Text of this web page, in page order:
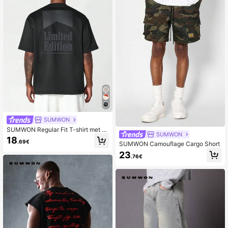
SUMWON
SUMWON Regular Fit T-shirt met k
orte mouwen, gelimiteerde oplage g
rafische print en borduurwerk aan d
18.69€
SUMWON
SUMWON Camouflage Cargo Short
23.76€